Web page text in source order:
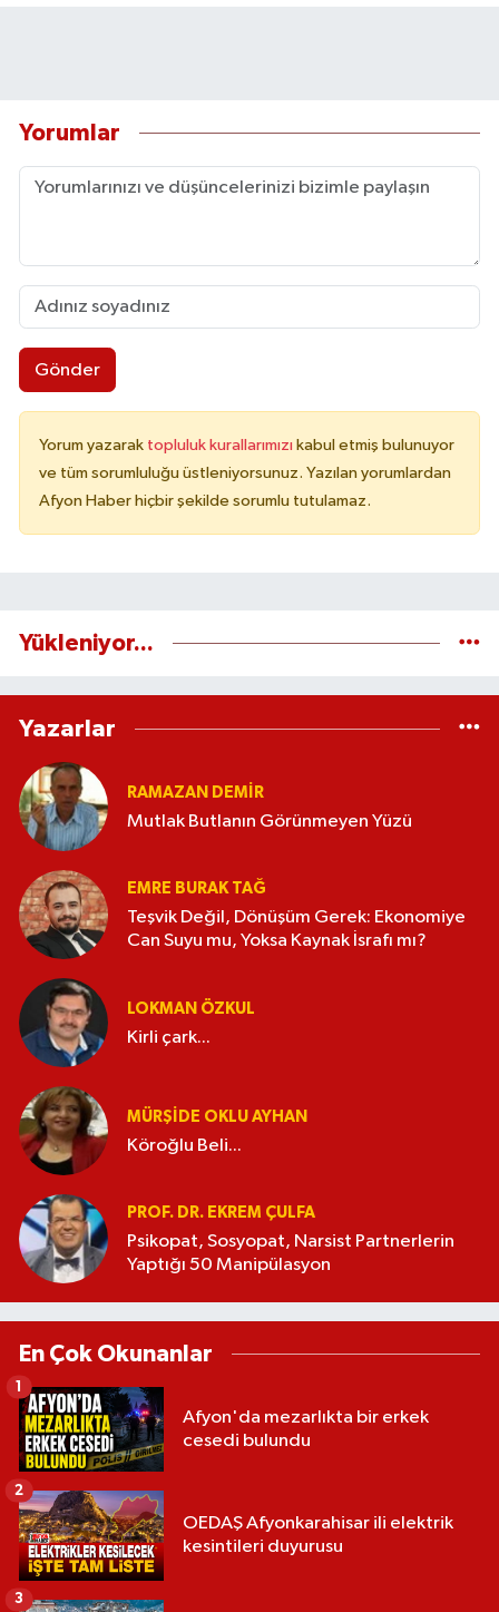
Yorumlar
Gönder
Yorum yazarak topluluk kurallarımızı kabul etmiş bulunuyor
ve tüm sorumluluğu üstleniyorsunuz. Yazılan yorumlardan
Afyon Haber hiçbir şekilde sorumlu tutulamaz.
Yükleniyor...
Yazarlar
RAMAZAN DEMİR
Mutlak Butlanın Görünmeyen Yüzü
EMRE BURAK TAĞ
Teşvik Değil, Dönüşüm Gerek: Ekonomiye
Can Suyu mu, Yoksa Kaynak İsrafı mı?
LOKMAN ÖZKUL
Kirli çark...
MÜRŞIDE OKLU AYHAN
Köroğlu Beli...
PROF. DR. EKREM ÇULFA
Psikopat, Sosyopat, Narsist Partnerlerin
Yaptığı 50 Manipülasyon
En Çok Okunanlar
Afyon'da mezarlıkta bir erkek
cesedi bulundu
1
OEDAŞ Afyonkarahisar ili elektrik
kesintileri duyurusu
2
3